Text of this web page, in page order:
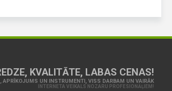
KVALITĀTE, LABAS CENAS!
APRĪKOJUMS UN INSTRUMENTI, VISS DARBAM UN VAIRĀK
INTERNETA VEIKALS NOZARU PROFESIONĀĻIEM!